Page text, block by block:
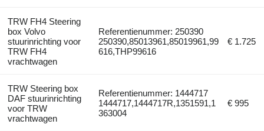
TRW FH4 Steering
box Volvo
stuurinrichting voor
TRW FH4
vrachtwagen
Referentienummer: 250390
250390,85013961,85019961,99
616,THP99616
€ 1.725
TRW Steering box
DAF stuurinrichting
voor TRW
vrachtwagen
Referentienummer: 1444717
1444717,1444717R,1351591,1
363004
€ 995